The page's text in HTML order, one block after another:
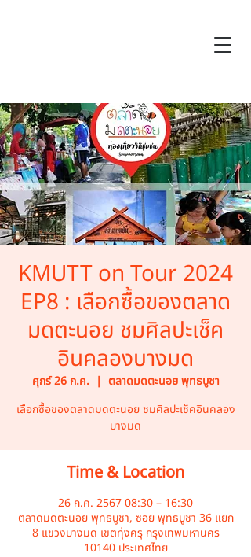
KMUTT on Tour 2024
EP8 : เลือกซื้อของตลาด
มดตะนอย ชมศิลปะเช็ค
อินคลองบางมด
ศุกร์ 26 ก.ค.
  |
ตลาดมดตะนอย พุทธบูชา
เลือกซื้อของตลาดมดตะนอย ชมศิลปะเช็คอินคลอง
บางมด
Time & Location
26 ก.ค. 2567 08:30 – 16:30
ตลาดมดตะนอย พุทธบูชา, ซอย พุทธบูชา 36 แยก
8 แขวงบางมด เขตทุ่งครุ กรุงเทพมหานคร
10140 ประเทศไทย